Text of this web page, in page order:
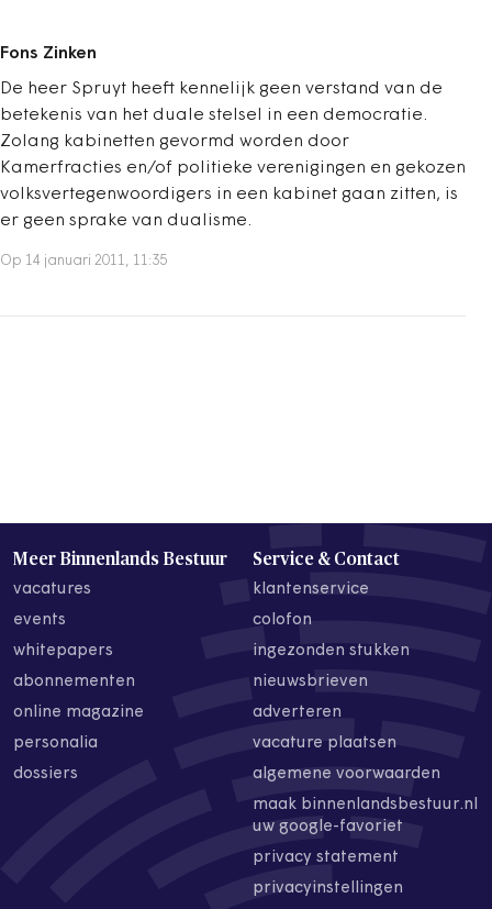
Fons Zinken
De heer Spruyt heeft kennelijk geen verstand van de
betekenis van het duale stelsel in een democratie.
Zolang kabinetten gevormd worden door
Kamerfracties en/of politieke verenigingen en gekozen
volksvertegenwoordigers in een kabinet gaan zitten, is
er geen sprake van dualisme.
Op 14 januari 2011, 11:35
Meer Binnenlands Bestuur
vacatures
events
whitepapers
abonnementen
online magazine
personalia
dossiers
Service & Contact
klantenservice
colofon
ingezonden stukken
nieuwsbrieven
adverteren
vacature plaatsen
algemene voorwaarden
maak binnenlandsbestuur.nl
uw google-favoriet
privacy statement
privacyinstellingen